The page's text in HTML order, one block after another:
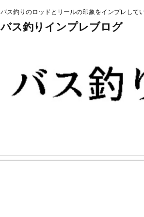
バス釣りのロッドとリールの印象をインプレして
バス釣りインプレブログ